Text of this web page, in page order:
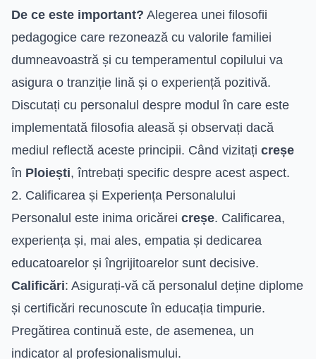
De ce este important? Alegerea unei filosofii
pedagogice care rezonează cu valorile familiei
dumneavoastră și cu temperamentul copilului va
asigura o tranziție lină și o experiență pozitivă.
Discutați cu personalul despre modul în care este
implementată filosofia aleasă și observați dacă
mediul reflectă aceste principii. Când vizitați creșe
în Ploiești, întrebați specific despre acest aspect.
2. Calificarea și Experiența Personalului
Personalul este inima oricărei creșe. Calificarea,
experiența și, mai ales, empatia și dedicarea
educatoarelor și îngrijitoarelor sunt decisive.
Calificări: Asigurați-vă că personalul deține diplome
și certificări recunoscute în educația timpurie.
Pregătirea continuă este, de asemenea, un
indicator al profesionalismului.